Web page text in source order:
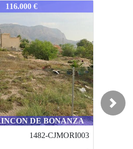
€
DE BONANZA
1482-CJMORI003
ADIAG
Mutxamel / EN MOLÍ NOU
2395-AMUJU
Next